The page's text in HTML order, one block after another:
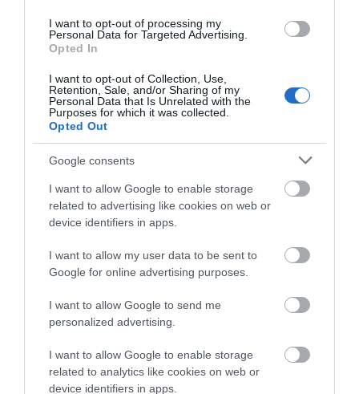
I want to opt-out of processing my
Personal Data for Targeted Advertising.
Opted In
I want to opt-out of Collection, Use,
Retention, Sale, and/or Sharing of my
Personal Data that Is Unrelated with the
Purposes for which it was collected.
Opted Out
Google consents
I want to allow Google to enable storage
related to advertising like cookies on web or
device identifiers in apps.
I want to allow my user data to be sent to
Google for online advertising purposes.
I want to allow Google to send me
personalized advertising.
I want to allow Google to enable storage
related to analytics like cookies on web or
device identifiers in apps.
Δελφίνια κολυμπούν δίπλα σε σκάφος
τουριστών – Δείτε βίντεο
07.08.2026 | 11:30
Συναγερμός στην Εύβοια: Στιγμές
αγωνίας για ιστιοφόρο με ξένους
επιβάτες
Έκτακτη διακοπή νερού τώρα στην
07.08.2026 | 11:00
Η Κύμη στο επίκεντρο της
γαστρονομίας – Σήμερα η μεγάλη